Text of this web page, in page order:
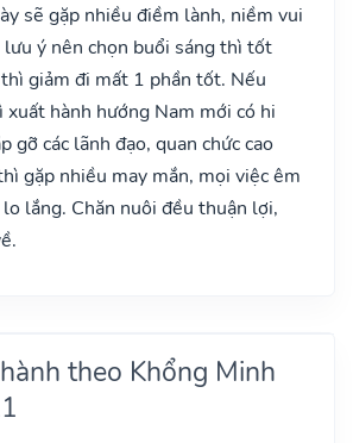
sẽ gặp nhiều điềm lành, niềm vui
ý nên chọn buổi sáng thì tốt
giảm đi mất 1 phần tốt. Nếu
xuất hành hướng Nam mới có hi
gỡ các lãnh đạo, quan chức cao
gặp nhiều may mắn, mọi việc êm
lắng. Chăn nuôi đều thuận lợi,
theo Khổng Minh